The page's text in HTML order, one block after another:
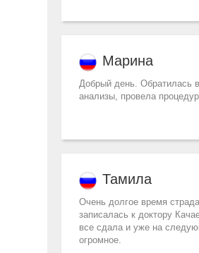
Марина
Добрый день. Обратилась
анализы, провела
Тамила
Очень долгое время
записалась к доктору
все сдала и уже на
огромное.